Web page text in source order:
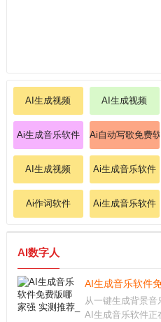
AI生成视频 AI生成视频
Ai生成音乐软件 Ai自动写歌免费软
AI生成视频 Ai生成音乐软件
Ai作词软件 Ai生成音乐软件
AI数字人
AI生成音乐软件
从一键生成背景音
AI生成音乐软件正